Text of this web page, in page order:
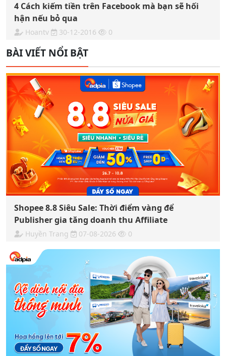
4 Cách kiếm tiền trên Facebook mà bạn sẽ hối
hận nếu bỏ qua
Hoantv 30-12-2016 0
BÀI VIẾT NỔI BẬT
Shopee 8.8 Siêu Sale: Thời điểm vàng để
Publisher gia tăng doanh thu Affiliate
Huyền Trang 07-08-2026 0